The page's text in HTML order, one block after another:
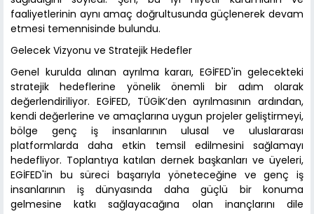
faaliyetlerinin aynı amaç doğrultusunda güçlenerek devam
etmesi temennisinde bulundu.
Gelecek Vizyonu ve Stratejik Hedefler
Genel kurulda alınan ayrılma kararı, EGİFED'in gelecekteki
stratejik hedeflerine yönelik önemli bir adım olarak
değerlendiriliyor. EGİFED, TÜGİK’den ayrılmasının ardından,
kendi değerlerine ve amaçlarına uygun projeler geliştirmeyi,
bölge genç iş insanlarının ulusal ve uluslararası
platformlarda daha etkin temsil edilmesini sağlamayı
hedefliyor. Toplantıya katılan dernek başkanları ve üyeleri,
EGİFED'in bu süreci başarıyla yöneteceğine ve genç iş
insanlarının iş dünyasında daha güçlü bir konuma
gelmesine katkı sağlayacağına olan inançlarını dile